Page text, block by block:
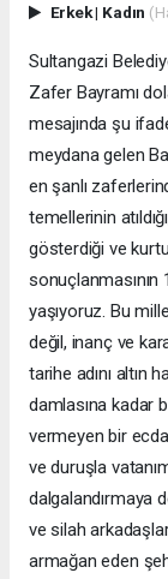
Erkek| Kadın
Sultangazi
Zafer Bayramı
mesajında şu
meydana gelen
en şanlı
temellerinin
gösterdiği ve
sonuçlanmasının
yaşıyoruz. Bu
değil, inanç ve
tarihe adını altın
damlasına kadar
vermeyen bir
ve duruşla
dalgalandırmaya
ve silah
armağan eden